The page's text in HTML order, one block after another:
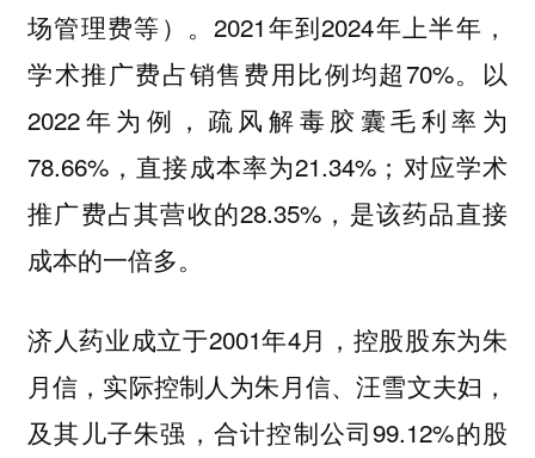
场管理费等）。2021年到2024年上半年，
学术推广费占销售费用比例均超70%。以
2022年为例，疏风解毒胶囊毛利率为
78.66%，直接成本率为21.34%；对应学术
推广费占其营收的28.35%，是该药品直接
成本的一倍多。
济人药业成立于2001年4月，控股股东为朱
月信，实际控制人为朱月信、汪雪文夫妇，
及其儿子朱强，合计控制公司99.12%的股